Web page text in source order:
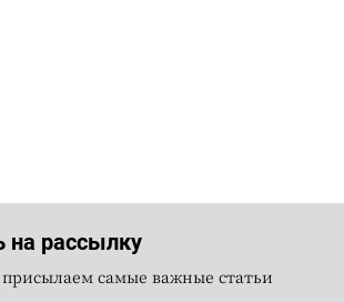
на рассылку
самые важные статьи